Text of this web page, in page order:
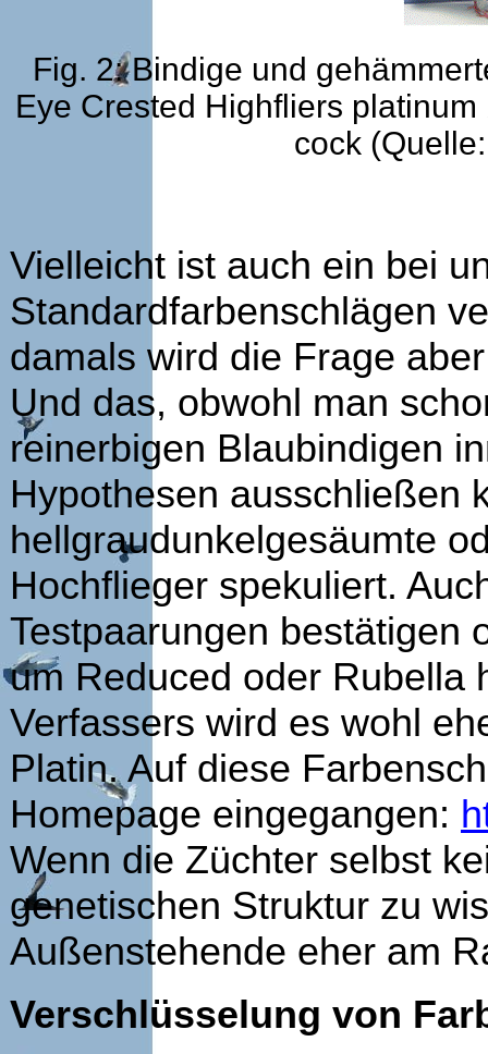
Fig. 2: Bindige und
Eye Crested Highfliers
cock
Vielleicht ist auch ein bei
Standardfarbenschlägen
damals wird die Frage
Und das, obwohl man
reinerbigen Blaubindigen
Hypothesen ausschließen
hellgraudunkelgesäumte
Hochflieger spekuliert.
Testpaarungen bestätigen
um Reduced oder Rubella
Verfassers wird es wohl
Platin. Auf diese
Homepage eingegangen:
Wenn die Züchter selbst
genetischen Struktur zu
Außenstehende eher am
Verschlüsselung von